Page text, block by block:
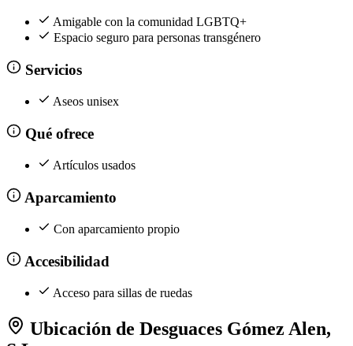
Amigable con la comunidad LGBTQ+
Espacio seguro para personas transgénero
Servicios
Aseos unisex
Qué ofrece
Artículos usados
Aparcamiento
Con aparcamiento propio
Accesibilidad
Acceso para sillas de ruedas
Ubicación de Desguaces Gómez Alen,